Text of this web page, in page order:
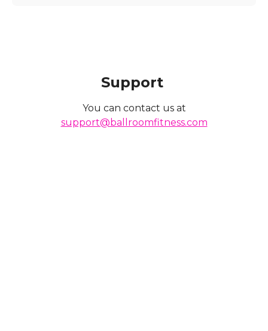
Support
You can contact us at
support@ballroomfitness.com